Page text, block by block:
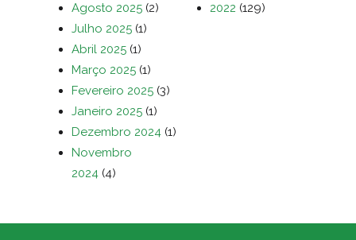
Agosto 2025 (2)
Julho 2025 (1)
Abril 2025 (1)
Março 2025 (1)
Fevereiro 2025 (3)
Janeiro 2025 (1)
Dezembro 2024 (1)
Novembro
2024 (4)
2022 (129)